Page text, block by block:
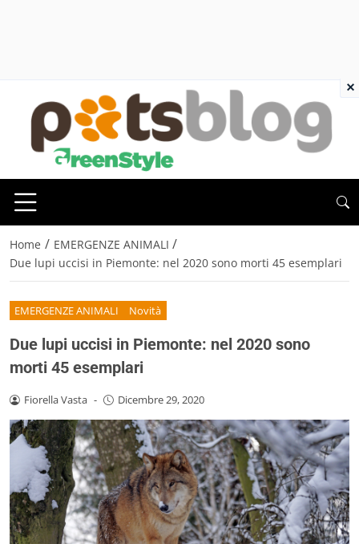
Home / EMERGENZE ANIMALI /
Due lupi uccisi in Piemonte: nel 2020 sono morti 45 esemplari
EMERGENZE ANIMALI Novità
Due lupi uccisi in Piemonte: nel 2020 sono
morti 45 esemplari
Fiorella Vasta - Dicembre 29, 2020
×